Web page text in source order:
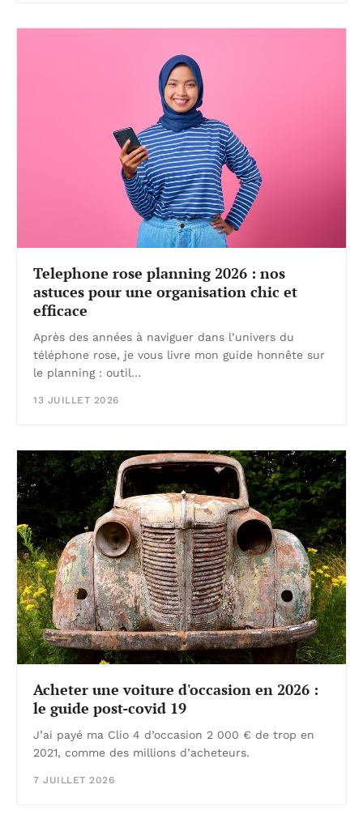
Telephone rose planning 2026 : nos
astuces pour une organisation chic et
efficace
Après des années à naviguer dans l’univers du
téléphone rose, je vous livre mon guide honnête sur
le planning : outil…
13 JUILLET 2026
Acheter une voiture d'occasion en 2026 :
le guide post-covid 19
J’ai payé ma Clio 4 d’occasion 2 000 € de trop en
2021, comme des millions d’acheteurs.
7 JUILLET 2026